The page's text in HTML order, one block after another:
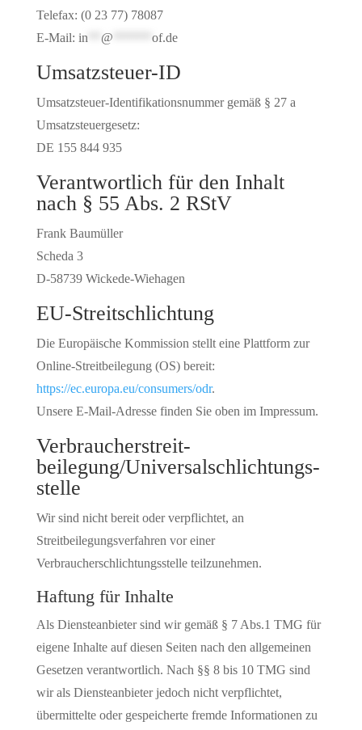
Telefax: (0 23 77) 78087
E-Mail: in @ of.de
Umsatzsteuer-ID
Umsatzsteuer-Identifikationsnummer gemäß § 27 a
Umsatzsteuergesetz:
DE 155 844 935
Verantwortlich für den Inhalt
nach § 55 Abs. 2 RStV
Frank Baumüller
Scheda 3
D-58739 Wickede-Wiehagen
EU-Streitschlichtung
Die Europäische Kommission stellt eine Plattform zur
Online-Streitbeilegung (OS) bereit:
https://ec.europa.eu/consumers/odr.
Unsere E-Mail-Adresse finden Sie oben im Impressum.
Verbraucher­streit­
beilegung/Universal­schlichtungs­
stelle
Wir sind nicht bereit oder verpflichtet, an
Streitbeilegungsverfahren vor einer
Verbraucherschlichtungsstelle teilzunehmen.
Haftung für Inhalte
Als Diensteanbieter sind wir gemäß § 7 Abs.1 TMG für
eigene Inhalte auf diesen Seiten nach den allgemeinen
Gesetzen verantwortlich. Nach §§ 8 bis 10 TMG sind
wir als Diensteanbieter jedoch nicht verpflichtet,
übermittelte oder gespeicherte fremde Informationen zu